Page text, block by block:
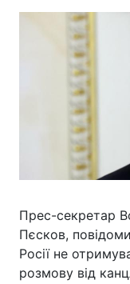
Прес-секретар
Пєсков,
Росії не
розмову від